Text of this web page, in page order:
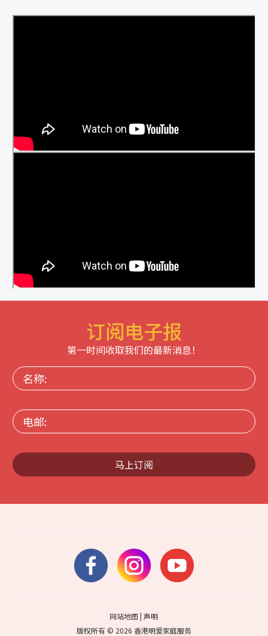
订阅电子报
第一时间收取我们的最新消息！
名
称:
电
邮:
马上订阅
网站地图 |声明
版权所有 © 2026 香港明爱家庭服务